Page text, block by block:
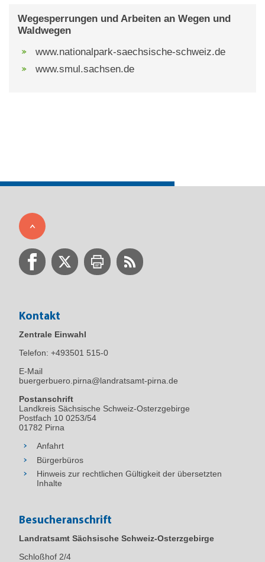
Wegesperrungen und Arbeiten an Wegen und
Waldwegen
www.nationalpark-saechsische-schweiz.de
www.smul.sachsen.de
Kontakt
Zentrale Einwahl
Telefon: +493501 515-0
E-Mail
buergerbuero.pirna@landratsamt-pirna.de
Postanschrift
Landkreis Sächsische Schweiz-Osterzgebirge
Postfach 10 0253/54
01782 Pirna
Anfahrt
Bürgerbüros
Hinweis zur rechtlichen Gültigkeit der übersetzten
Inhalte
Besucheranschrift
Landratsamt Sächsische Schweiz-Osterzgebirge
Schloßhof 2/4